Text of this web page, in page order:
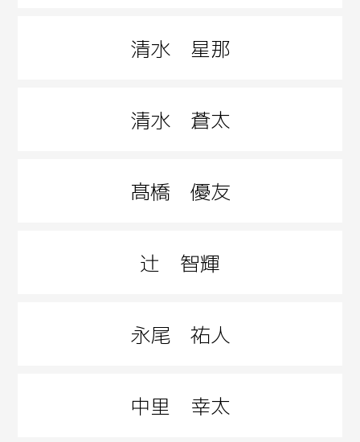
清水 星那
清水 蒼太
髙橋 優友
辻 智輝
永尾 祐人
中里 幸太